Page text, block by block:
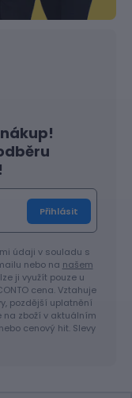
Přihlásit
údaji v souladu s
nebo na našem
ji využít pouze u
cena. Vztahuje
pozdější uplatnění
na zboží v aktuálním
cenový hit. Slevy